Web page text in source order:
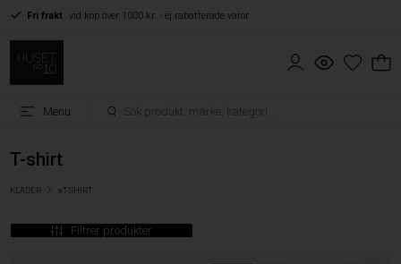
Fri frakt vid köp över 1000 kr. - ej rabatterade varor
Menu
T-shirt
KLÄDER »T-SHIRT
Filtrer produkter